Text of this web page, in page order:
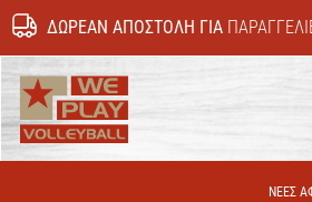
ΔΩΡΕΆΝ ΑΠΟΣΤΟΛΉ ΓΙΑ
ΝΕΕΣ